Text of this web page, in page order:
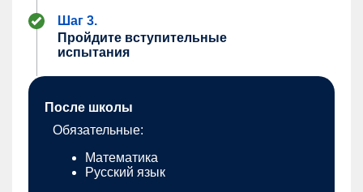
Шаг 3.
Пройдите вступительные
испытания
После школы
Обязательные:
Математика
Русский язык